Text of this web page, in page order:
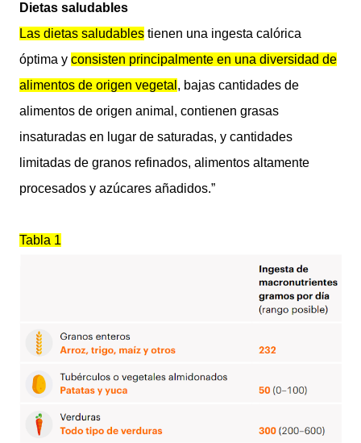
Dietas saludables
Las dietas saludables tienen una ingesta calórica
óptima y consisten principalmente en una diversidad de
alimentos de origen vegetal , bajas cantidades de
alimentos de origen animal, contienen grasas
insaturadas en lugar de saturadas, y cantidades
limitadas de granos refinados, alimentos altamente
procesados y azúcares añadidos.”
Tabla 1